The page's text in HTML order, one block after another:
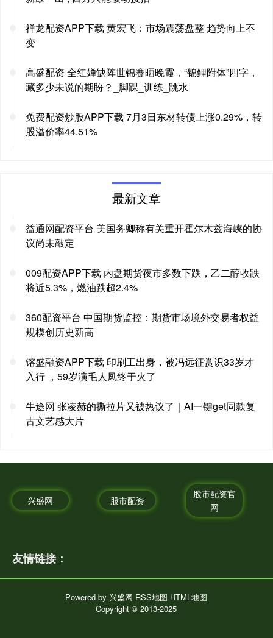
祥龙配资APP下载 黄宏飞：市场震荡盘整 趋势向上不
变
高盛配资 全红婵缺阵世锦赛晒晚霞，“锦鲤附体”四字，
藏多少未说的期盼？_脚踝_训练_跳水
免费配资炒股APP下载 7月3日东材转债上涨0.29%，转
股溢价率44.51%
最新文章
益通网配资平台 美国务卿称有关重开霍尔木兹海峡的协
议尚未敲定
009配资APP下载 内盘期货夜市多数下跌，乙二醇收跌
将近5.3%，燃油跌超2.4%
360配资平台 中国期货监控：期货市场境外交易者权益
规模创历史新高
镕盛融资APP下载 印刷工出身，被冯远征赏识33岁才
入行 ，59岁演毛人凤终于火了
牛途网 张凌赫的撕拉片又被热议了｜AI一键get同款复
古文艺感大片
兴盛网 股市配资
股市配资官
网
友情链接：
Powered by 兴盛网 RSS地图 HTML地图
Copyright© 2013-2025